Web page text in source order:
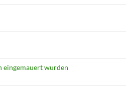
eingemauert wurden